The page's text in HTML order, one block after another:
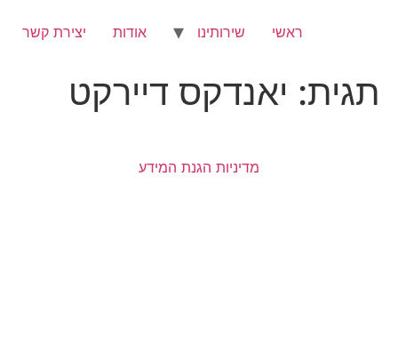
ראשי שירותינו אודות יצירת קשר
תגית: יאנדקס דיירקט
מדיניות הגנת המידע